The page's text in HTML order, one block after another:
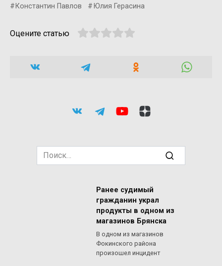
Константин Павлов
Юлия Герасина
Оцените статью
Search
for:
Ранее судимый
гражданин украл
продукты в одном из
магазинов Брянска
В одном из магазинов
Фокинского района
произошел инцидент